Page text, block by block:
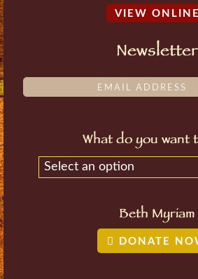
VIEW ONLINE
Newsletter
What do you want
Select an option
Beth Myriam
DONATE